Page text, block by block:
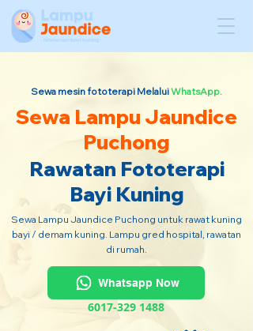
Sewa mesin fototerapi MelaluiWhatsApp.
Sewa Lampu Jaundice
Puchong
Rawatan Fototerapi
Bayi Kuning
Sewa Lampu Jaundice Puchong untuk rawat kuning
bayi / demam kuning. Lampu gred hospital, rawatan
di rumah.
Whatsapp Now
6017-329 1488